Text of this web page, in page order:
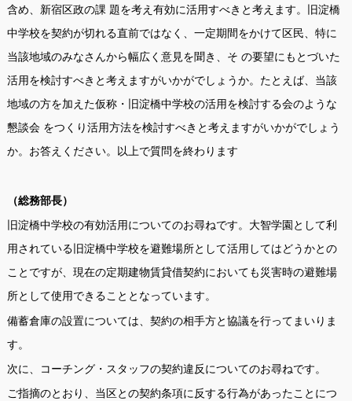
含め、新宿区政の課 題を考え有効に活用すべきと考えます。旧淀橋
中学校を契約が切れる直前ではなく、一定期間をかけて区民、特に
当該地域のみなさんから幅広く意見を聞き、そ の要望にもとづいた
活用を検討すべきと考えますがいかがでしょうか。たとえば、当該
地域の方を加えた仮称・旧淀橋中学校の活用を検討する会のような
懇談会 をつくり活用方法を検討すべきと考えますがいかがでしょう
か。お答えください。以上で質問を終わります
（総務部長）
旧淀橋中学校の有効活用についてのお尋ねです。大智学園として利
用されている旧淀橋中学校を避難場所として活用してはどうかとの
ことですが、現在の定期建物賃貸借契約においても災害時の避難場
所として使用できることとなっています。
備蓄倉庫の設置については、契約の相手方と協議を行ってまいりま
す。
次に、コーチング・スタッフの契約違反についてのお尋ねです。
ご指摘のとおり、当区との契約条項に反する行為があったことにつ